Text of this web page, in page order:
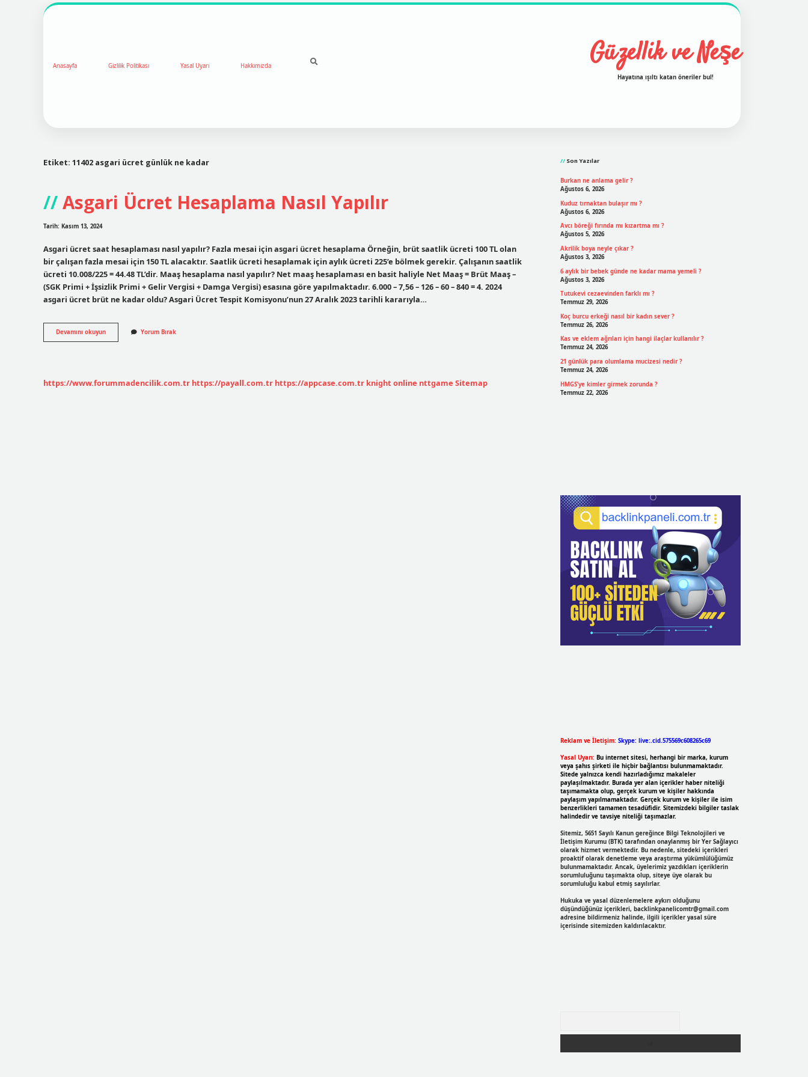
Anasayfa Gizlilik Politikası Yasal Uyarı Hakkımızda Güzellik ve Neşe
Hayatına ışıltı katan öneriler bul!
Etiket: 11402 asgari ücret günlük ne kadar
Asgari Ücret Hesaplama Nasıl Yapılır
Tarih: Kasım 13, 2024
Asgari ücret saat hesaplaması nasıl yapılır? Fazla mesai için asgari ücret hesaplama Örneğin, brüt saatlik ücreti 100 TL olan
bir çalışan fazla mesai için 150 TL alacaktır. Saatlik ücreti hesaplamak için aylık ücreti 225’e bölmek gerekir. Çalışanın saatlik
ücreti 10.008/225 = 44.48 TL’dir. Maaş hesaplama nasıl yapılır? Net maaş hesaplaması en basit haliyle Net Maaş = Brüt Maaş –
(SGK Primi + İşsizlik Primi + Gelir Vergisi + Damga Vergisi) esasına göre yapılmaktadır. 6.000 – 7,56 – 126 – 60 – 840 = 4. 2024
asgari ücret brüt ne kadar oldu? Asgari Ücret Tespit Komisyonu’nun 27 Aralık 2023 tarihli kararıyla…
Devamını okuyunAsgari
Ücret
Yorum Bırak
https://www.forummadencilik.com.tr https://payall.com.tr https://appcase.com.tr knight online nttgame Sitemap
Son Yazılar
Burkan ne anlama gelir ?
Ağustos 6, 2026
Kuduz tırnaktan bulaşır mı ?
Ağustos 6, 2026
Avcı böreği fırında mı kızartma mı ?
Ağustos 5, 2026
Akrilik boya neyle çıkar ?
Ağustos 3, 2026
6 aylık bir bebek günde ne kadar mama yemeli ?
Ağustos 3, 2026
Tutukevi cezaevinden farklı mı ?
Temmuz 29, 2026
Koç burcu erkeği nasıl bir kadın sever ?
Temmuz 26, 2026
Kas ve eklem ağrıları için hangi ilaçlar kullanılır ?
Temmuz 24, 2026
21 günlük para olumlama mucizesi nedir ?
Temmuz 24, 2026
HMGS’ye kimler girmek zorunda ?
Temmuz 22, 2026
Reklam ve İletişim: Skype: live:.cid.575569c608265c69
Yasal Uyarı: Bu internet sitesi, herhangi bir marka, kurum
veya şahıs şirketi ile hiçbir bağlantısı bulunmamaktadır.
Sitede yalnızca kendi hazırladığımız makaleler
paylaşılmaktadır. Burada yer alan içerikler haber niteliği
taşımamakta olup, gerçek kurum ve kişiler hakkında
paylaşım yapılmamaktadır. Gerçek kurum ve kişiler ile isim
benzerlikleri tamamen tesadüfidir. Sitemizdeki bilgiler taslak
halindedir ve tavsiye niteliği taşımazlar.
Sitemiz, 5651 Sayılı Kanun gereğince Bilgi Teknolojileri ve
İletişim Kurumu (BTK) tarafından onaylanmış bir Yer Sağlayıcı
olarak hizmet vermektedir. Bu nedenle, sitedeki içerikleri
proaktif olarak denetleme veya araştırma yükümlülüğümüz
bulunmamaktadır. Ancak, üyelerimiz yazdıkları içeriklerin
sorumluluğunu taşımakta olup, siteye üye olarak bu
sorumluluğu kabul etmiş sayılırlar.
Hukuka ve yasal düzenlemelere aykırı olduğunu
düşündüğünüz içerikleri, backlinkpanelicomtr@gmail.com
adresine bildirmeniz halinde, ilgili içerikler yasal süre
içerisinde sitemizden kaldırılacaktır.